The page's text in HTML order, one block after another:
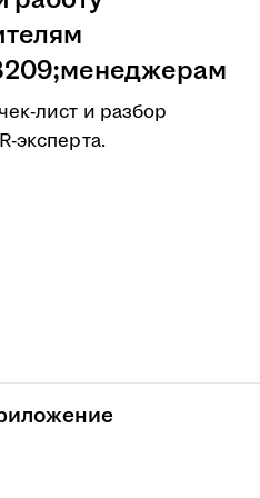
лист и разбор
эксперта.